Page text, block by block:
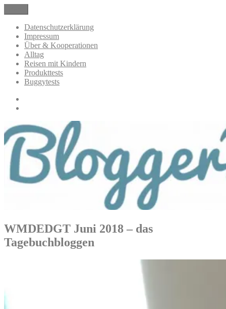
Inhalt
springen
BloggerMumOf3Boys Mamablog
Mamablog über das Leben mit drei Kindern mit Produkttests und
Alltagsthemen
Datenschutzerklärung
Impressum
Über & Kooperationen
Alltag
Reisen mit Kindern
Produkttests
Buggytests
WMDEDGT Juni 2018 – das
Tagebuchbloggen